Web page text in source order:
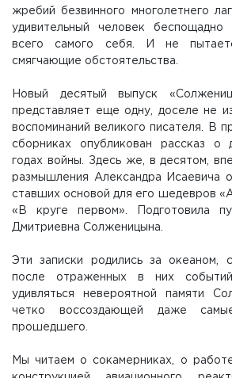
жребий безвинного многолетнего
удивительный человек беспощадно
всего самого себя. И не
смягчающие обстоятельства.
Новый десятый выпуск
представляет еще одну, доселе не
воспоминаний великого писателя. В
сборниках опубликован рассказ о
годах войны. Здесь же, в десятом,
размышления Александра Исаевича о
ставших основой для его шедевров
«В круге первом». Подготовила
Дмитриевна Солженицына.
Эти записки родились за океаном,
после отраженных в них
удивляться невероятной памяти
четко воссоздающей даже
прошедшего.
Мы читаем о сокамерниках, о